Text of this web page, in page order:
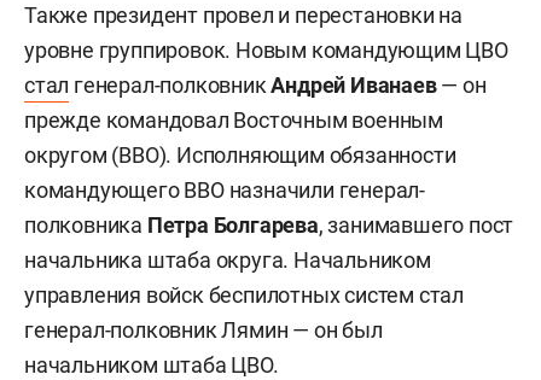
Также президент провел и перестановки на
уровне группировок. Новым командующим ЦВО
стал генерал-полковникАндрей Иванаев— он
прежде командовал Восточным военным
округом (ВВО). Исполняющим обязанности
командующего ВВО назначили генерал-
полковника Петра Болгарева, занимавшего пост
начальника штаба округа. Начальником
управления войск беспилотных систем стал
генерал-полковник Лямин — он был
начальником штаба ЦВО.